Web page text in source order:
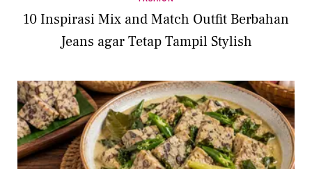
10 Inspirasi Mix and Match Outfit Berbahan
Jeans agar Tetap Tampil Stylish